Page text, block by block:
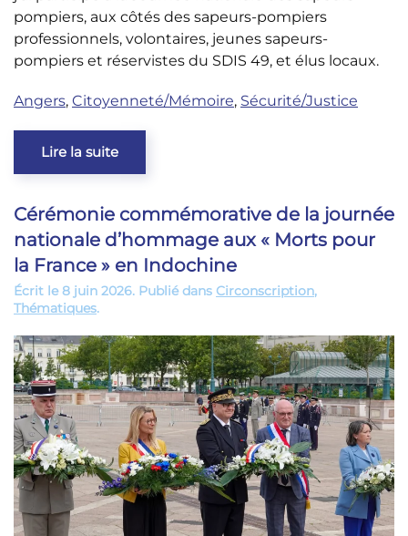
pompiers, aux côtés des sapeurs-pompiers
professionnels, volontaires, jeunes sapeurs-
pompiers et réservistes du SDIS 49, et élus locaux.
Angers, Citoyenneté/Mémoire, Sécurité/Justice
Lire la suite
Cérémonie commémorative de la journée
nationale d’hommage aux « Morts pour
la France » en Indochine
Écrit le8 juin 2026. Publié dans Circonscription,
Thématiques.